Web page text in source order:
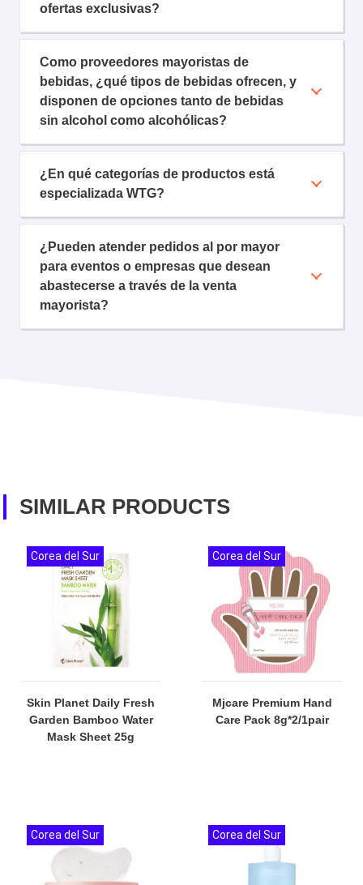
ofertas exclusivas?
Como proveedores mayoristas de
bebidas, ¿qué tipos de bebidas ofrecen, y
disponen de opciones tanto de bebidas
sin alcohol como alcohólicas?
¿En qué categorías de productos está
especializada WTG?
¿Pueden atender pedidos al por mayor
para eventos o empresas que desean
abastecerse a través de la venta
mayorista?
SIMILAR PRODUCTS
Skin Planet Daily Fresh
Garden Bamboo Water
Mask Sheet 25g
Corea del Sur
Mjcare Premium Hand
Care Pack 8g*2/1pair
Corea del Sur
Corea del Sur Corea del Sur